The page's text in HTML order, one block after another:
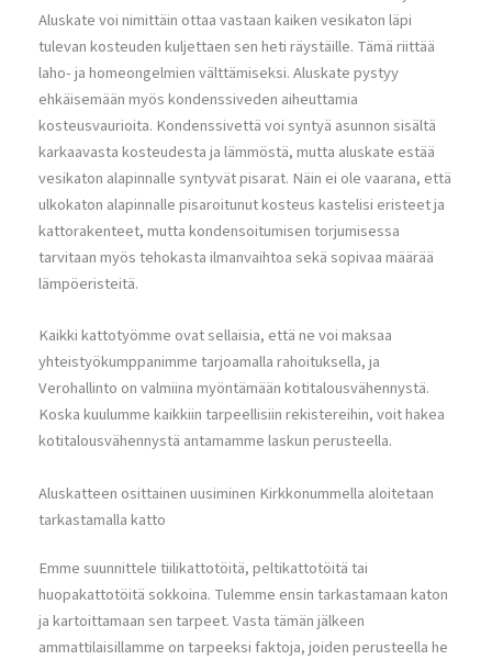
Aluskate voi nimittäin ottaa vastaan kaiken vesikaton läpi
tulevan kosteuden kuljettaen sen heti räystäille. Tämä riittää
laho- ja homeongelmien välttämiseksi. Aluskate pystyy
ehkäisemään myös kondenssiveden aiheuttamia
kosteusvaurioita. Kondenssivettä voi syntyä asunnon sisältä
karkaavasta kosteudesta ja lämmöstä, mutta aluskate estää
vesikaton alapinnalle syntyvät pisarat. Näin ei ole vaarana, että
ulkokaton alapinnalle pisaroitunut kosteus kastelisi eristeet ja
kattorakenteet, mutta kondensoitumisen torjumisessa
tarvitaan myös tehokasta ilmanvaihtoa sekä sopivaa määrää
lämpöeristeitä.
Kaikki kattotyömme ovat sellaisia, että ne voi maksaa
yhteistyökumppanimme tarjoamalla rahoituksella, ja
Verohallinto on valmiina myöntämään kotitalousvähennystä.
Koska kuulumme kaikkiin tarpeellisiin rekistereihin, voit hakea
kotitalousvähennystä antamamme laskun perusteella.
Aluskatteen osittainen uusiminen Kirkkonummella aloitetaan
tarkastamalla katto
Emme suunnittele tiilikattotöitä, peltikattotöitä tai
huopakattotöitä sokkoina. Tulemme ensin tarkastamaan katon
ja kartoittamaan sen tarpeet. Vasta tämän jälkeen
ammattilaisillamme on tarpeeksi faktoja, joiden perusteella he